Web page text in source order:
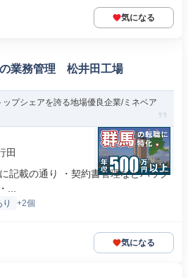
気になる
業務管理 松井田工場
プシェアを誇る地場優良企業/ミネベア
田
記載の通り ・契約書管理などバック
...
+2個
気になる